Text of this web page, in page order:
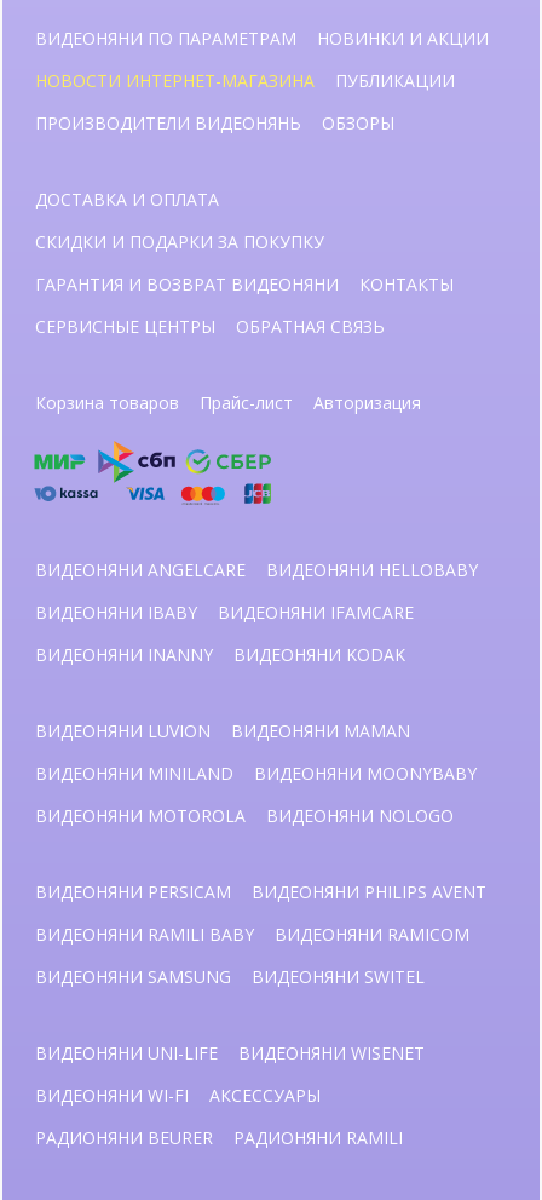
ВИДЕОНЯНИ ПО ПАРАМЕТРАМ
НОВИНКИ И АКЦИИ
НОВОСТИ ИНТЕРНЕТ-МАГАЗИНА
ПУБЛИКАЦИИ
ПРОИЗВОДИТЕЛИ ВИДЕОНЯНЬ
ОБЗОРЫ
ДОСТАВКА И ОПЛАТА
СКИДКИ И ПОДАРКИ ЗА ПОКУПКУ
ГАРАНТИЯ И ВОЗВРАТ ВИДЕОНЯНИ
КОНТАКТЫ
СЕРВИСНЫЕ ЦЕНТРЫ
ОБРАТНАЯ СВЯЗЬ
Корзина товаров Прайс-лист Авторизация
ВИДЕОНЯНИ ANGELCARE
ВИДЕОНЯНИ HELLOBABY
ВИДЕОНЯНИ IBABY
ВИДЕОНЯНИ IFAMCARE
ВИДЕОНЯНИ INANNY
ВИДЕОНЯНИ KODAK
ВИДЕОНЯНИ LUVION
ВИДЕОНЯНИ MAMAN
ВИДЕОНЯНИ MINILAND
ВИДЕОНЯНИ MOONYBABY
ВИДЕОНЯНИ MOTOROLA
ВИДЕОНЯНИ NOLOGO
ВИДЕОНЯНИ PERSICAM
ВИДЕОНЯНИ PHILIPS AVENT
ВИДЕОНЯНИ RAMILI BABY
ВИДЕОНЯНИ RAMICOM
ВИДЕОНЯНИ SAMSUNG
ВИДЕОНЯНИ SWITEL
ВИДЕОНЯНИ UNI-LIFE
ВИДЕОНЯНИ WISENET
ВИДЕОНЯНИ WI-FI
АКСЕССУАРЫ
РАДИОНЯНИ BEURER
РАДИОНЯНИ RAMILI